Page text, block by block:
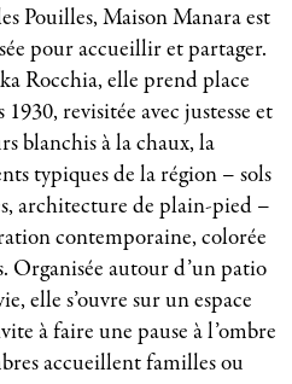
Pouilles, Maison Manara est
pour accueillir et partager.
Rocchia, elle prend place
1930, revisitée avec justesse et
blanchis à la chaux, la
typiques de la région – sols
architecture de plain-pied –
contemporaine, colorée
Organisée autour d’un patio
elle s’ouvre sur un espace
à faire une pause à l’ombre
accueillent familles ou